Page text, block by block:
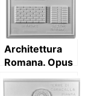
Architettura
Romana. Opus
(pianta,